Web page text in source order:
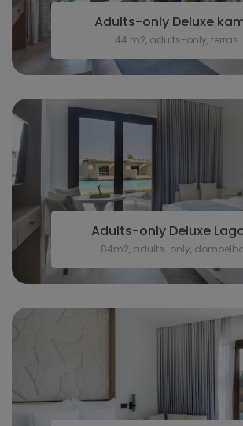
Adults-only Deluxe
44 m2, adults-only, terras
Adults-only Deluxe
84m2, adults-only,